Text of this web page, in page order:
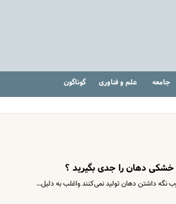
جامعه علم و فناوری گوناگون
خشکی دهان را جدی بگیرید ؟
نگه داشتن دهان تولید نمی‌کنند واغلب به دلیل…